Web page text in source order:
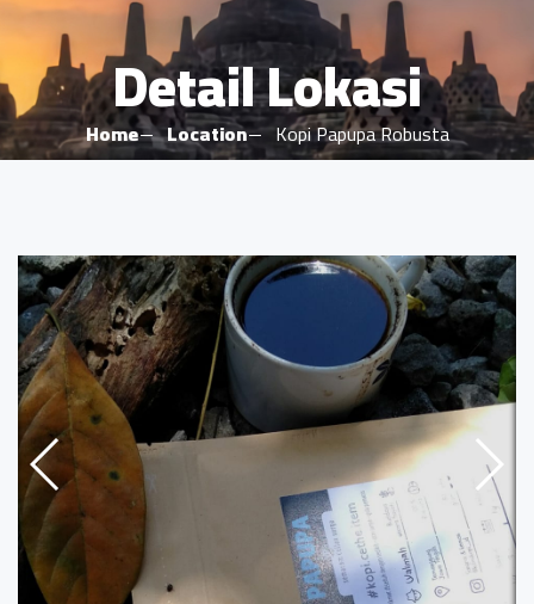
Detail Lokasi
Home Location Kopi Papupa Robusta